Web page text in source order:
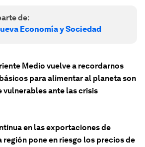
de:
Economía y Sociedad
Medio vuelve a recordarnos
para alimentar al planeta son
ante las crisis
en las exportaciones de
pone en riesgo los precios de